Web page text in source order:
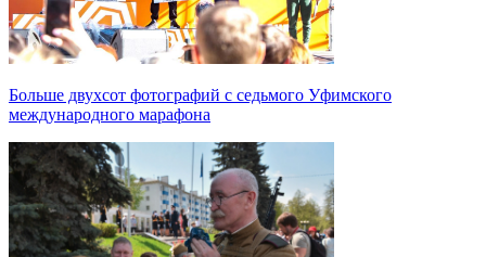
Больше двухсот фотографий с седьмого Уфимского
международного марафона